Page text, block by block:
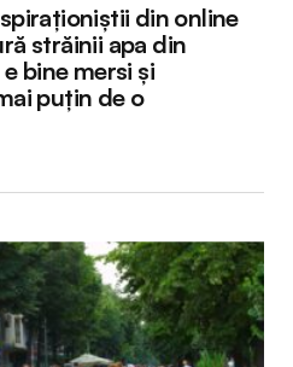
din online
străinii apa din
bine mersi și
puțin de o